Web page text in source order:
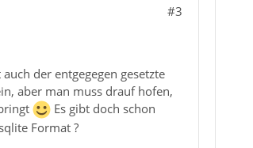
#3
der entgegegen gesetzte
aber man muss drauf hofen,
Es gibt doch schon
Format ?